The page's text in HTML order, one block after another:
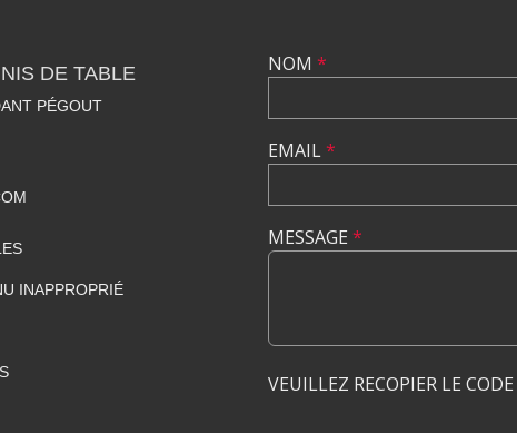
DE TABLE
PÉGOUT
INAPPROPRIÉ
NOM *
EMAIL*
MESSAGE *
VEUILLEZ RECOPIER LE CODE